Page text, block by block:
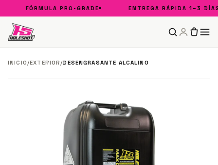
FÓRMULA PRO-GRADE ENTREGA RÁPIDA 1–3 DÍAS
INICIO/EXTERIOR/DESENGRASANTE ALCALINO